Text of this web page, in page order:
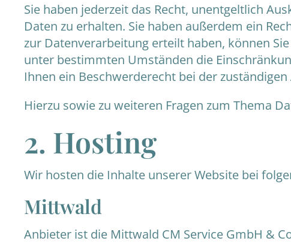
Sie haben jederzeit das Recht, unentgeltlich
Daten zu erhalten. Sie haben außerdem ein
zur Datenverarbeitung erteilt haben, können
unter bestimmten Umständen die
Ihnen ein Beschwerderecht bei der
Hierzu sowie zu weiteren Fragen zum Thema
2. Hosting
Wir hosten die Inhalte unserer Website bei
Mittwald
Anbieter ist die Mittwald CM Service GmbH &